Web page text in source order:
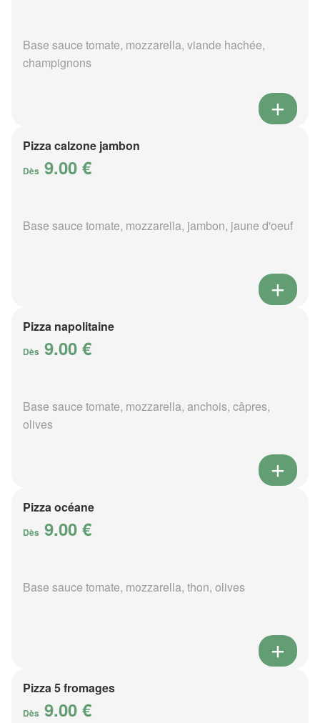
Base sauce tomate, mozzarella, viande hachée,
champignons
Pizza calzone jambon
Dès 9.00 €
Base sauce tomate, mozzarella, jambon, jaune d'oeuf
Pizza napolitaine
Dès 9.00 €
Base sauce tomate, mozzarella, anchois, câpres,
olives
Pizza océane
Dès 9.00 €
Base sauce tomate, mozzarella, thon, olives
Pizza 5 fromages
Dès 9.00 €